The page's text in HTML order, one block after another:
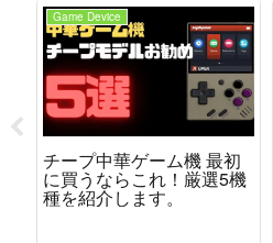
Note
PowerToys の悪さで、1年
もPC使用不便を強いられ
いたことに、さっき気が